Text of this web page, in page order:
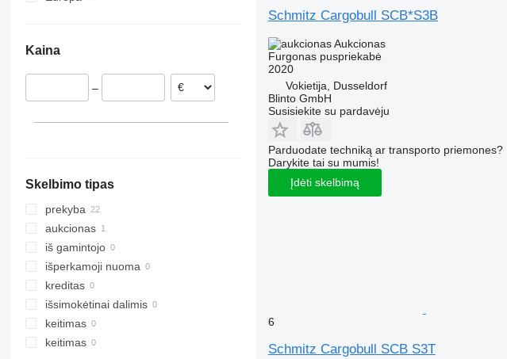
Lenkija
Vokietija
Kaina
–
Skelbimo tipas
prekyba
aukcionas
iš gamintojo
išperkamoji nuoma
kreditas
išsimokėtinai dalimis
keitimas
keitimas
Schmitz Cargobull SCB*S3B
Aukcionas
Furgonas puspriekabė
2020
Vokietija, Dusseldorf
Blinto GmbH
Susisiekite su pardavėju
Parduodate techniką ar transporto priemones?
Darykite tai su mumis!
Įdėti skelbimą
6
Schmitz Cargobull SCB S3T